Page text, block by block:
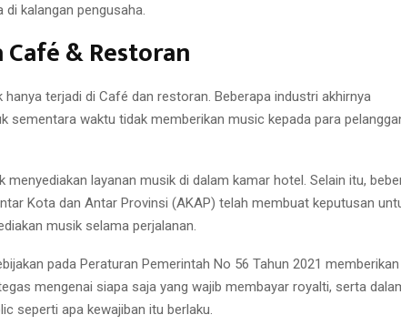
kalangan pengusaha.
& Restoran
hanya terjadi di Café dan restoran. Beberapa industri akhirnya
sementara waktu tidak memberikan music kepada para
menyediakan layanan musik di dalam kamar hotel. Selain itu,
Kota dan Antar Provinsi (AKAP) telah membuat keputusan
musik selama perjalanan.
pada Peraturan Pemerintah No 56 Tahun 2021 memberikan
mengenai siapa saja yang wajib membayar royalti, serta
seperti apa kewajiban itu berlaku.